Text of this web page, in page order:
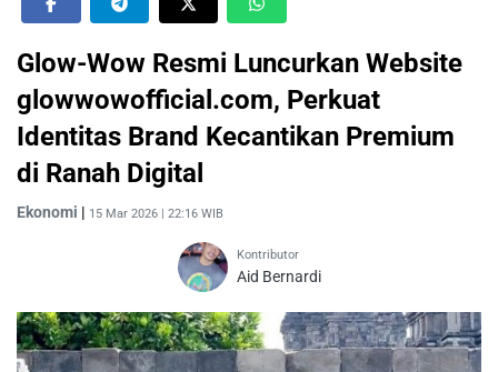
Glow-Wow Resmi Luncurkan Website
glowwowofficial.com, Perkuat
Identitas Brand Kecantikan Premium
di Ranah Digital
Ekonomi | 15 Mar 2026 | 22:16 WIB
Kontributor
Aid Bernardi